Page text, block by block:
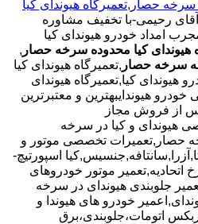
سرخه حصار ,تعمیرگاه هیوندای کیا
آقای رحیمی-با تخفیف مشاوره
امداد خودرو هیوندای کیا
هیوندای کیا محدوده سرخه حصار ,
سرخه حصار ,تعمیرگاه هیوندای کیا
کیا,تعمیرگاه هیوندای
هیوندایبهترین و معتبرترین
از فروش مجاز
هیوندای و کیا در سرخه
حصار,تعمیرات تخصصی موتور و
اسپورتیچ-
اتحادیه,تعمیر موتور خودروهای
جلوبندی هیوندای در سرخه
خودرو های هیوندا و
اتومات،جلوبندی،برق